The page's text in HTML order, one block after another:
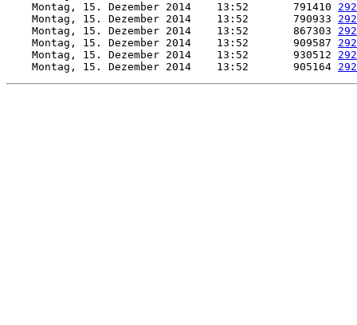
    Montag, 15. Dezember 2014    13:52       791410
    Montag, 15. Dezember 2014    13:52       790933
    Montag, 15. Dezember 2014    13:52       867303
    Montag, 15. Dezember 2014    13:52       909587
    Montag, 15. Dezember 2014    13:52       930512
    Montag, 15. Dezember 2014    13:52       905164